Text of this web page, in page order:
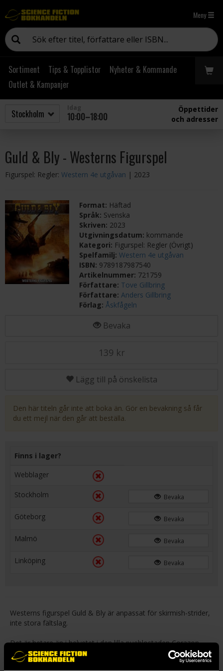
Meny
Sortiment Tips & Topplistor
Nyheter & Kommande
Outlet & Kampanjer
10:00–18:00
Öppettider
och adresser
Guld & Bly - Westerns Figurspel
Figurspel: Regler: Western 4e utgåvan | 2023
Format: Häftad
Språk: Svenska
Skriven: 2023
Utgivningsdatum: kommande
Kategori: Figurspel: Regler (Övrigt)
Spelfamilj:Western 4e utgåvan
ISBN: 9789187987540
Artikelnummer: 721759
Författare: Tove Gillbring
Författare:Anders Gillbring
Förlag:Åskfågeln
Bevaka
139 kr
Lägg till på önskelista
Den här titeln går inte att boka än. Gör en bevakning så får
du ett mejl när den går att beställa.
Finns i lager?
Webblager
Stockholm Bevaka
Göteborg Bevaka
Malmö Bevaka
Linköping Bevaka
Westerns figurspel Guld & Bly är anpassat för skirmish-strider,
inte stora fältslag.
Det är hetare än i helvetet i den lilla pueblostaden Corazon,
precis på gränsen till Mexiko. Byborna har sedan länge låst in
sig i sina hus och bommat för fönsterluckorna, allt för att